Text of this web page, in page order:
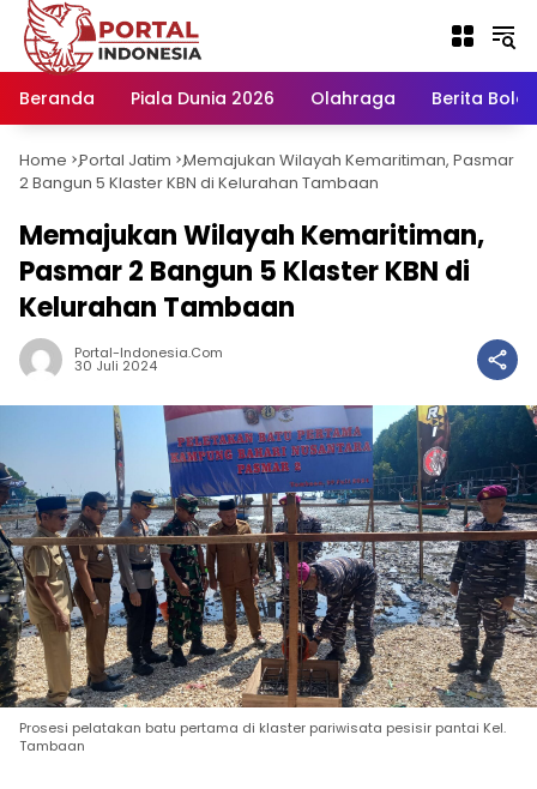
Langsung
konten
Beranda
Piala Dunia 2026 Olahraga Berita Bola
Home -
Portal Jatim -Memajukan Wilayah Kemaritiman, Pasmar
2 Bangun 5 Klaster KBN di Kelurahan Tambaan
Memajukan Wilayah Kemaritiman,
Pasmar 2 Bangun 5 Klaster KBN di
Kelurahan Tambaan
Portal-Indonesia.com
30 Juli 2024
Prosesi pelatakan batu pertama di klaster pariwisata pesisir pantai Kel.
Tambaan